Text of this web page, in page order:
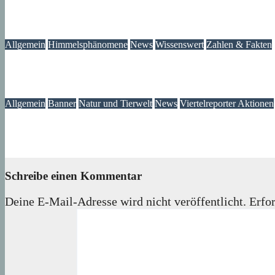
Allgemein Himmelsphänomene News Wissenswert Zahlen & Fakten
Allgemein Banner Natur und Tierwelt News Viertelreporter Aktionen
Schreibe einen Kommentar
Deine E-Mail-Adresse wird nicht veröffentlicht.